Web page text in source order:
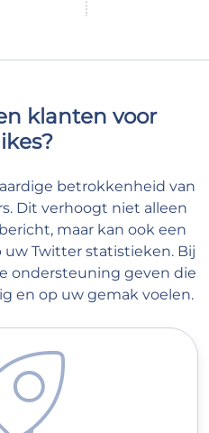
klanten voor
betrokkenheid van
Dit verhoogt niet alleen
maar kan ook een
Twitter statistieken. Bij
ondersteuning geven die
en op uw gemak voelen.